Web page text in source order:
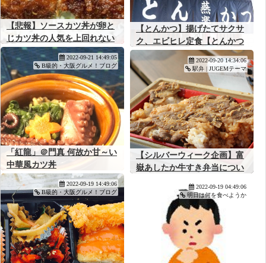
【悲報】ソースカツ丼が卵と
じカツ丼の人気を上回れない
理由、ガチで不明
【とんかつ】揚げたてサクサ
ク、エビヒレ定食【とんかつ
燕楽：北柏】
「紅龍」＠門真 何故か甘～い
中華風カツ丼
2022-09-21 14:49:05
B級的・大阪グルメ！ブログ
【シルバーウィーク企画】富
嶽あしたか牛すき弁当につい
2022-09-20 14:34:06
駅弁 | JUGEMテーマ
2022-09-19 14:49:06
B級的・大阪グルメ！ブログ
2022-09-19 04:49:06
明日は何を食べようか